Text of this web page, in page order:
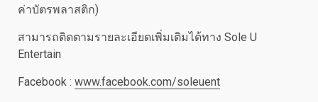
ค่าบัตรพลาสติก)
สามารถติดตามรายละเอียดเพิ่มเติมได้ทาง Sole U
Entertain
Facebook : www.facebook.com/soleuent